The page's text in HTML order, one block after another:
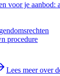
voor je aanbod:
procedure
Lees meer over